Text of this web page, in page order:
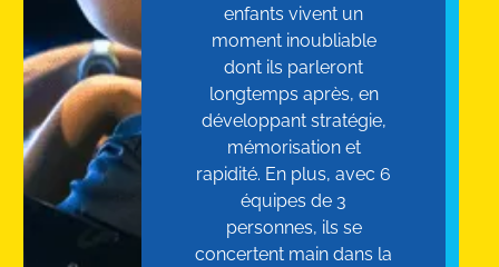
enfants vivent un
moment inoubliable
dont ils parleront
longtemps après, en
développant stratégie,
mémorisation et
rapidité. En plus, avec 6
équipes de 3
personnes, ils se
concertent main dans la